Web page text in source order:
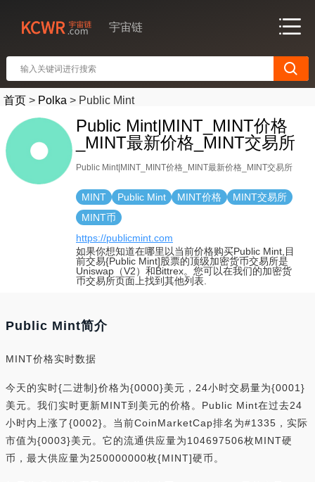
宇宙链
首页 > Polka > Public Mint
Public Mint|MINT_MINT价格
_MINT最新价格_MINT交易所
Public Mint|MINT_MINT价格_MINT最新价格_MINT交易所
MINT Public Mint MINT价格
MINT交易所
MINT币
https://publicmint.com
如果你想知道在哪里以当前价格购买Public Mint,目
前交易{Public Mint]股票的顶级加密货币交易所是
Uniswap（V2）和Bittrex。您可以在我们的加密货
币交易所页面上找到其他列表.
Public Mint简介
MINT价格实时数据
今天的实时{二进制}价格为{0000}美元，24小时交易量为{0001}
美元。我们实时更新MINT到美元的价格。Public Mint在过去24
小时内上涨了{0002}。当前CoinMarketCap排名为#1335，实际
市值为{0003}美元。它的流通供应量为104697506枚MINT硬
币，最大供应量为250000000枚{MINT]硬币。